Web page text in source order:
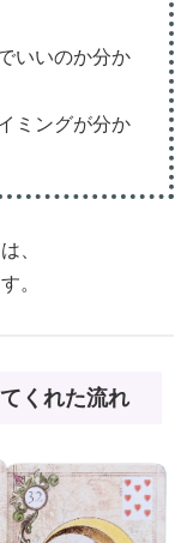
いいのか分か
ミングが分か
、
。
くれた流れ